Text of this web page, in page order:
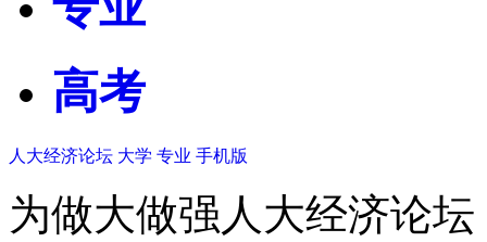
高考
人大经济论坛 大学 专业 手机版
为做大做强人大经济论